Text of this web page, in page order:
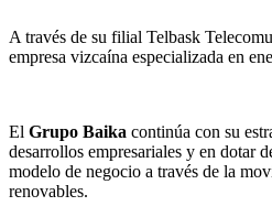
A través de su filial Telbask
empresa vizcaína especializada en
El Grupo Baika continúa con su
desarrollos empresariales y en dotar
modelo de negocio a través de la
renovables.